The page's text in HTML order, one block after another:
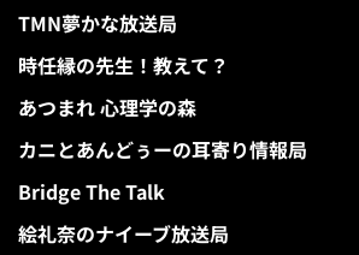
TMN夢かな放送局
時任縁の先生！教えて？
あつまれ 心理学の森
カニとあんどぅーの耳寄り情報局
Bridge The Talk
絵礼奈のナイーブ放送局